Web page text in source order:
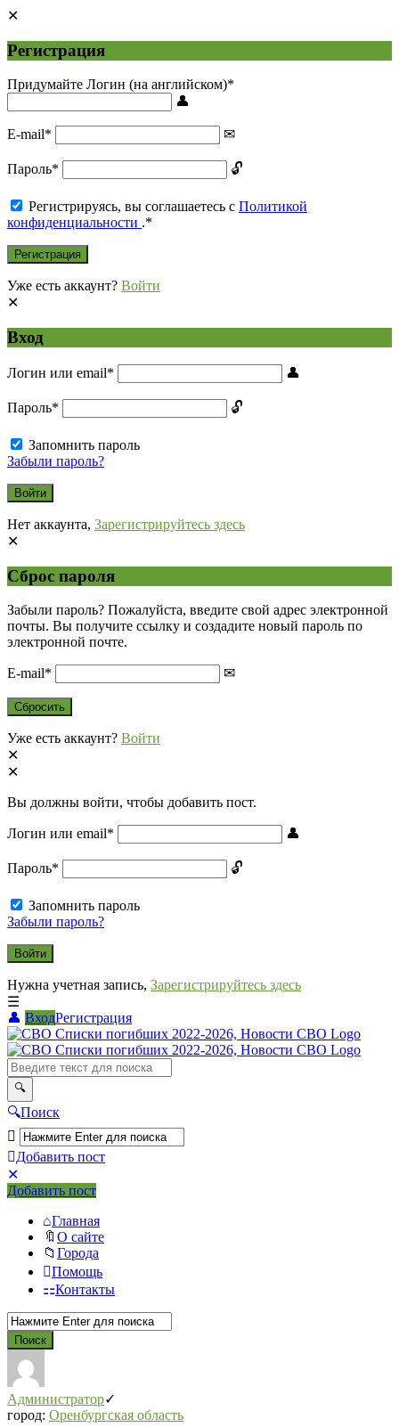
Регистрация
Придумайте Логин (на английском)*
E-mail*
Пароль*
Регистрируясь, вы соглашаетесь с Политикой
конфиденциальности .*
Уже есть аккаунт? Войти
Вход
Логин или email*
Пароль*
Запомнить пароль
Забыли пароль?
Нет аккаунта, Зарегистрируйтесь здесь
Сброс пароля
Забыли пароль? Пожалуйста, введите свой адрес электронной
почты. Вы получите ссылку и создадите новый пароль по
электронной почте.
E-mail*
Уже есть аккаунт? Войти
Вы должны войти, чтобы добавить пост.
Логин или email*
Пароль*
Запомнить пароль
Забыли пароль?
Нужна учетная запись, Зарегистрируйтесь здесь
ВходРегистрация
СВО
Списки
погибших
2022-
2026,
Новости
СВО
Поиск
Добавить пост
Мобильное
меню
Добавить пост
Главная
О сайте
Города
Помощь
Контакты
Администратор
город: Оренбургская область